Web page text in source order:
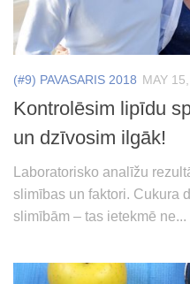
(#9) PAVASARIS 2018 MAY
Kontrolēsim lipīdu
un dzīvosim ilgāk!
Laboratorisko analīžu
slimības un faktori. Cukura
slimībām – tas ietekmē ne...